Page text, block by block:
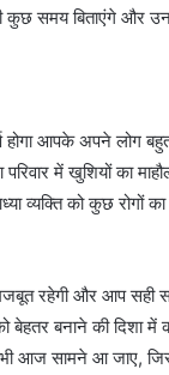
कुछ समय बिताएंगे और
आपके अपने लोग बहुत
परिवार में खुशियों का
व्यक्ति को कुछ रोगों
रहेगी और आप
बेहतर बनाने की दिशा
आज सामने आ जाए,